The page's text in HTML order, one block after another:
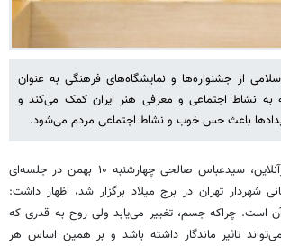
از جشنواره‌ها و نمایشگاه‌های فرهنگی به عنوان
به نشاط اجتماعی و معرفی هنر ایران کمک می‌کند و
باعث حس خوب و نشاط اجتماعی مردم می‌شود.
به گزارش خبرگزاری خبرآنلاین، سیدعباس صالحی چهارشنبه ۱۰ بهمن در جلسه‌ای
شهردار تهران در برج میلاد برگزار شد، اظهار داشت:
است. چراکه جسم، تغییر می‌یابد ولی روح به قدری که
تاثیر ماندگار داشته باشد و بر همین اساس هر